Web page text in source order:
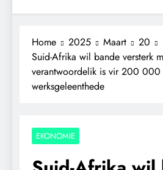
Home 2025 Maart
20
Suid-Afrika wil bande versterk
verantwoordelik is vir 200 000
werksgeleenthede
EKONOMIE